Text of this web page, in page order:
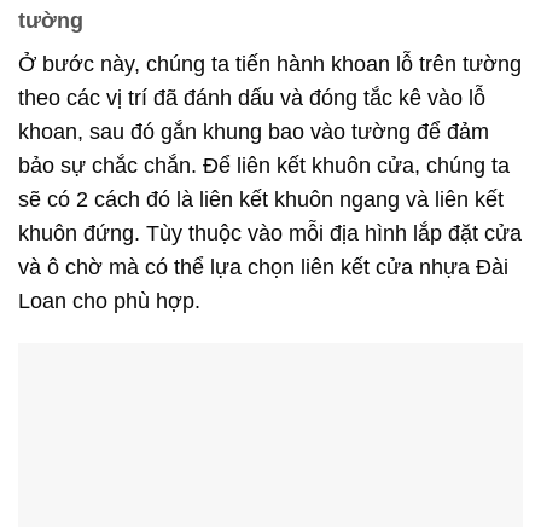
tường
Ở bước này, chúng ta tiến hành khoan lỗ trên tường
theo các vị trí đã đánh dấu và đóng tắc kê vào lỗ
khoan, sau đó gắn khung bao vào tường để đảm
bảo sự chắc chắn. Để liên kết khuôn cửa, chúng ta
sẽ có 2 cách đó là liên kết khuôn ngang và liên kết
khuôn đứng. Tùy thuộc vào mỗi địa hình lắp đặt cửa
và ô chờ mà có thể lựa chọn liên kết cửa nhựa Đài
Loan cho phù hợp.